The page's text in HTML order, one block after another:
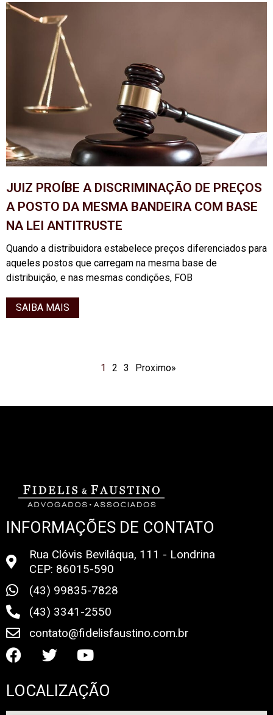
JUIZ PROÍBE A DISCRIMINAÇÃO DE PREÇOS
A POSTO DA MESMA BANDEIRA COM BASE
NA LEI ANTITRUSTE
Quando a distribuidora estabelece preços diferenciados para
aqueles postos que carregam na mesma base de
distribuição, e nas mesmas condições, FOB
SAIBA MAIS
1 2 3 Proximo»
INFORMAÇÕES DE CONTATO
Rua Clóvis Beviláqua, 111 - Londrina
CEP: 86015-590
(43) 99835-7828
(43) 3341-2550
contato@fidelisfaustino.com.br
LOCALIZAÇÃO